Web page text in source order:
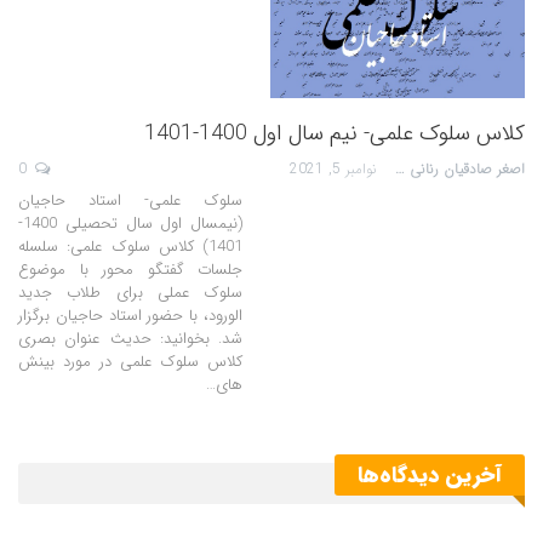
کلاس سلوک علمی- نیم سال اول 1400-1401
اصغر صادقیان رنانی نوامبر 5, 2021
سلوک علمی- استاد حاجیان
(نیمسال اول سال تحصیلی 1400-
1401) کلاس سلوک علمی: سلسله
جلسات گفتگو محور با موضوع
سلوک عملی برای طلاب جدید
الورود، با حضور استاد حاجیان برگزار
شد. بخوانید: حدیث عنوان بصری
کلاس سلوک علمی در مورد بینش
های…
آخرین دیدگاه‌ها